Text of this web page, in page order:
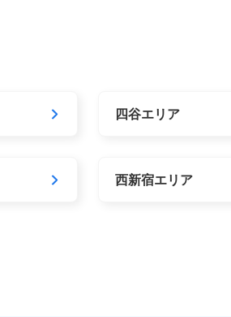
四谷エリア
西新宿エリア